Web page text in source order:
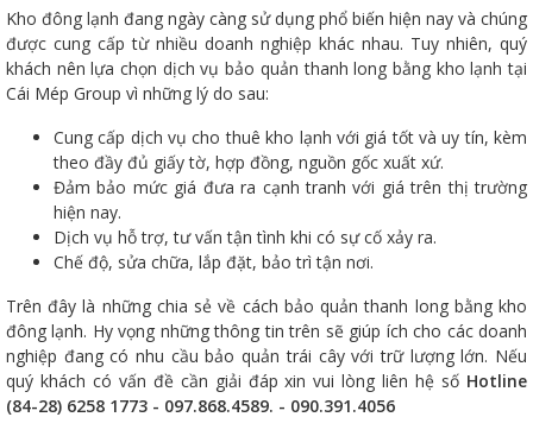
Kho đông lạnh đang ngày càng sử dụng phổ biến hiện nay và chúng
được cung cấp từ nhiều doanh nghiệp khác nhau. Tuy nhiên, quý
khách nên lựa chọn dịch vụ bảo quản thanh long bằng kho lạnh tại
Cái Mép Group vì những lý do sau:
Cung cấp dịch vụ cho thuê kho lạnh với giá tốt và uy tín, kèm
theo đầy đủ giấy tờ, hợp đồng, nguồn gốc xuất xứ.
Đảm bảo mức giá đưa ra cạnh tranh với giá trên thị trường
hiện nay.
Dịch vụ hỗ trợ, tư vấn tận tình khi có sự cố xảy ra.
Chế độ, sửa chữa, lắp đặt, bảo trì tận nơi.
Trên đây là những chia sẻ về cách bảo quản thanh long bằng kho
đông lạnh. Hy vọng những thông tin trên sẽ giúp ích cho các doanh
nghiệp đang có nhu cầu bảo quản trái cây với trữ lượng lớn. Nếu
quý khách có vấn đề cần giải đáp xin vui lòng liên hệ số Hotline
(84-28) 6258 1773 - 097.868.4589. - 090.391.4056